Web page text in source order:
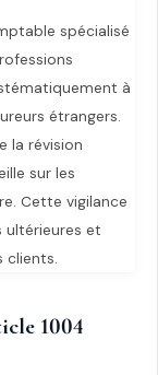
spécialisé
à
étrangers.
la révision
sur les
Cette vigilance
ultérieures et
clients.
1004